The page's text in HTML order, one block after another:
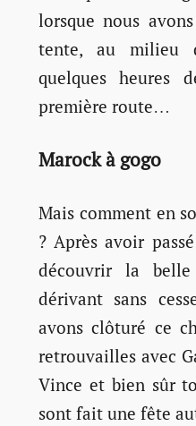
lorsque nous
tente, au
quelques heures
première route…
Marock à gogo
Mais comment en
? Après avoir
découvrir la
dérivant sans
avons clôturé ce
retrouvailles avec
Vince et bien sûr
sont fait une fête